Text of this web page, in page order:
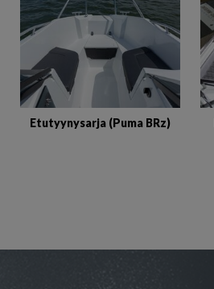
Etutyynysarja (Puma BRz)